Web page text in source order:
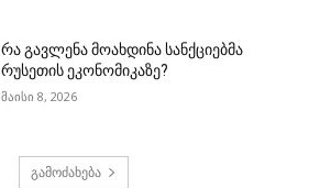
რა გავლენა მოახდინა სანქციებმა
რუსეთის ეკონომიკაზე?
მაისი 8, 2026
გამოძახება